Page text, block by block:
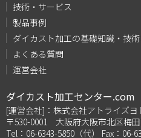
技術・サービス
製品事例
ダイカスト加工の基礎知識・技
よくある質問
運営会社
ダイカスト加工センター.com
[運営会社]：株式会社アトライズヨ
〒530-0001 大阪府大阪市北区梅
Tel：06-6343-5850（代） Fax：06-